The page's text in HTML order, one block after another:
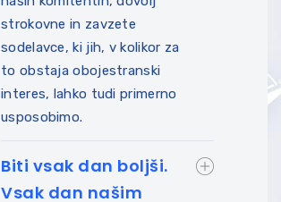
strokovne in zavzete
sodelavce, ki jih, v kolikor za
to obstaja obojestranski
interes, lahko tudi primerno
usposobimo.
Biti vsak dan boljši.
Vsak dan našim